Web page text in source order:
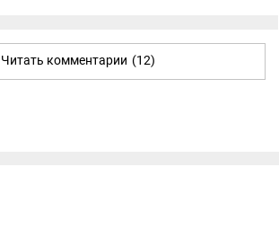
Читать комментарии (12)